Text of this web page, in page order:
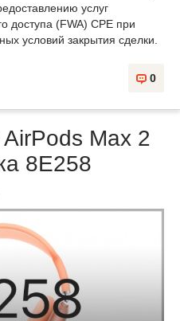
услуг
доступа (FWA) CPE при
условий закрытия сделки.
0
Max 2
8E258